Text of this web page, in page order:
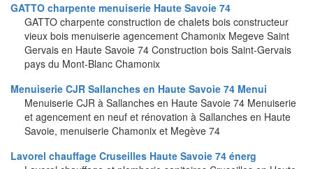
GATTO charpente menuiserie Haute Savoie 74
GATTO charpente construction de chalets bois constructeur
vieux bois menuiserie agencement Chamonix Megeve Saint
Gervais en Haute Savoie 74 Construction bois Saint-Gervais
pays du Mont-Blanc Chamonix
Menuiserie CJR Sallanches en Haute Savoie 74 Menui
Menuiserie CJR à Sallanches en Haute Savoie 74 Menuiserie
et agencement en neuf et rénovation à Sallanches en Haute
Savoie, menuiserie Chamonix et Megève 74
Lavorel chauffage Cruseilles Haute Savoie 74 énerg